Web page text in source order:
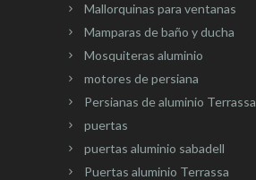
Mallorquinas para ventanas
Mamparas de baño y ducha
Mosquiteras aluminio
motores de persiana
Persianas de aluminio Terrassa
puertas
puertas aluminio sabadell
Puertas aluminio Terrassa